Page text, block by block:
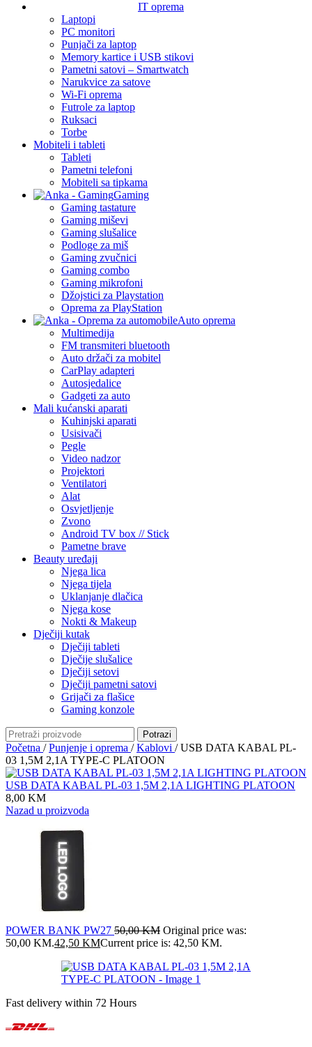
IT oprema
Laptopi
PC monitori
Punjači za laptop
Memory kartice i USB stikovi
Pametni satovi – Smartwatch
Narukvice za satove
Wi-Fi oprema
Futrole za laptop
Ruksaci
Torbe
Mobiteli i tableti
Tableti
Pametni telefoni
Mobiteli sa tipkama
Gaming
Gaming tastature
Gaming miševi
Gaming slušalice
Podloge za miš
Gaming zvučnici
Gaming combo
Gaming mikrofoni
Džojstici za Playstation
Oprema za PlayStation
Auto oprema
Multimedija
FM transmiteri bluetooth
Auto držači za mobitel
CarPlay adapteri
Autosjedalice
Gadgeti za auto
Mali kućanski aparati
Kuhinjski aparati
Usisivači
Pegle
Video nadzor
Projektori
Ventilatori
Alat
Osvjetljenje
Zvono
Android TV box // Stick
Pametne brave
Beauty uređaji
Njega lica
Njega tijela
Uklanjanje dlačica
Njega kose
Nokti & Makeup
Dječiji kutak
Dječiji tableti
Dječije slušalice
Dječiji setovi
Dječiji pametni satovi
Grijači za flašice
Gaming konzole
Potrazi
Početna / Punjenje i oprema / Kablovi / USB DATA KABAL PL-
03 1,5M 2,1A TYPE-C PLATOON
USB DATA KABAL PL-03 1,5M 2,1A LIGHTING PLATOON
8,00 KM
Nazad u proizvoda
POWER BANK PW27 50,00KM Original price was:
50,00 KM.42,50 KMCurrent price is: 42,50 KM.
Fast delivery within 72 Hours